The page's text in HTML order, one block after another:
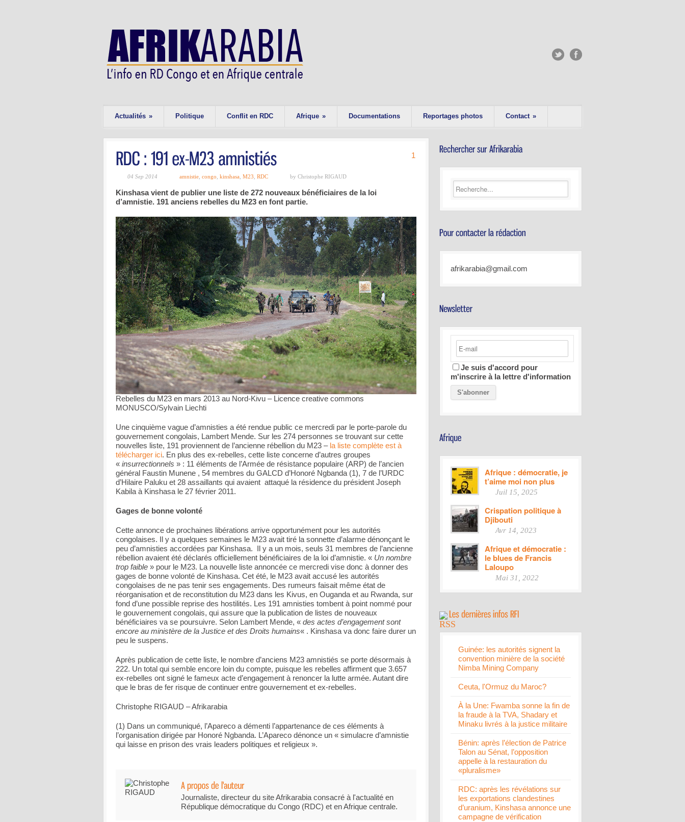
Actualités » Politique Conflit en RDC Afrique » Documentations Reportages photos Contact »
1
04 Sep 2014 amnistie congo kinshasa M23 RDC by Christophe RIGAUD
Kinshasa vient de publier une liste de 272 nouveaux bénéficiaires de la loi
d’amnistie. 191 anciens rebelles du M23 en font partie.
Rebelles du M23 en mars 2013 au Nord-Kivu – Licence creative commons
MONUSCO/Sylvain Liechti
Une cinquième vague d’amnisties a été rendue public ce mercredi par le porte-parole du
gouvernement congolais, Lambert Mende. Sur les 274 personnes se trouvant sur cette
nouvelles liste, 191 proviennent de l’ancienne rébellion du M23 – la liste complète est à
télécharger ici. En plus des ex-rebelles, cette liste concerne d’autres groupes
« insurrectionnels » : 11 éléments de l’Armée de résistance populaire (ARP) de l’ancien
général Faustin Munene , 54 membres du GALCD d’Honoré Ngbanda (1), 7 de l’URDC
d’Hilaire Paluku et 28 assaillants qui avaient attaqué la résidence du président Joseph
Kabila à Kinshasa le 27 février 2011.
Gages de bonne volonté
Cette annonce de prochaines libérations arrive opportunément pour les autorités
congolaises. Il y a quelques semaines le M23 avait tiré la sonnette d’alarme dénonçant le
peu d’amnisties accordées par Kinshasa. Il y a un mois, seuls 31 membres de l’ancienne
rébellion avaient été déclarés officiellement bénéficiaires de la loi d’amnistie. « Un nombre
trop faible » pour le M23. La nouvelle liste annoncée ce mercredi vise donc à donner des
gages de bonne volonté de Kinshasa. Cet été, le M23 avait accusé les autorités
congolaises de ne pas tenir ses engagements. Des rumeurs faisait même état de
réorganisation et de reconstitution du M23 dans les Kivus, en Ouganda et au Rwanda, sur
fond d’une possible reprise des hostilités. Les 191 amnisties tombent à point nommé pour
le gouvernement congolais, qui assure que la publication de listes de nouveaux
bénéficiaires va se poursuivre. Selon Lambert Mende, « des actes d’engagement sont
encore au ministère de la Justice et des Droits humains« . Kinshasa va donc faire durer un
peu le suspens.
Après publication de cette liste, le nombre d’anciens M23 amnistiés se porte désormais à
222. Un total qui semble encore loin du compte, puisque les rebelles affirment que 3.657
ex-rebelles ont signé le fameux acte d’engagement à renoncer la lutte armée. Autant dire
que le bras de fer risque de continuer entre gouvernement et ex-rebelles.
Christophe RIGAUD – Afrikarabia
(1) Dans un communiqué, l’Apareco a démenti l’appartenance de ces éléments à
l’organisation dirigée par Honoré Ngbanda. L’Apareco dénonce un « simulacre d’amnistie
qui laisse en prison des vrais leaders politiques et religieux ».
Journaliste, directeur du site Afrikarabia consacré à l'actualité en
République démocratique du Congo (RDC) et en Afrique centrale.
afrikarabia@gmail.com
Je suis d'accord pour
m'inscrire à la lettre d'information
Afrique : démocratie, je
t’aime moi non plus
Juil 15, 2025
Crispation politique à
Djibouti
Avr 14, 2023
Afrique et démocratie :
le blues de Francis
Laloupo
Mai 31, 2022
Guinée: les autorités signent la
convention minière de la société
Nimba Mining Company
Ceuta, l'Ormuz du Maroc?
À la Une: Fwamba sonne la fin de
la fraude à la TVA, Shadary et
Minaku livrés à la justice militaire
Bénin: après l’élection de Patrice
Talon au Sénat, l’opposition
appelle à la restauration du
«pluralisme»
RDC: après les révélations sur
les exportations clandestines
d’uranium, Kinshasa annonce une
campagne de vérification